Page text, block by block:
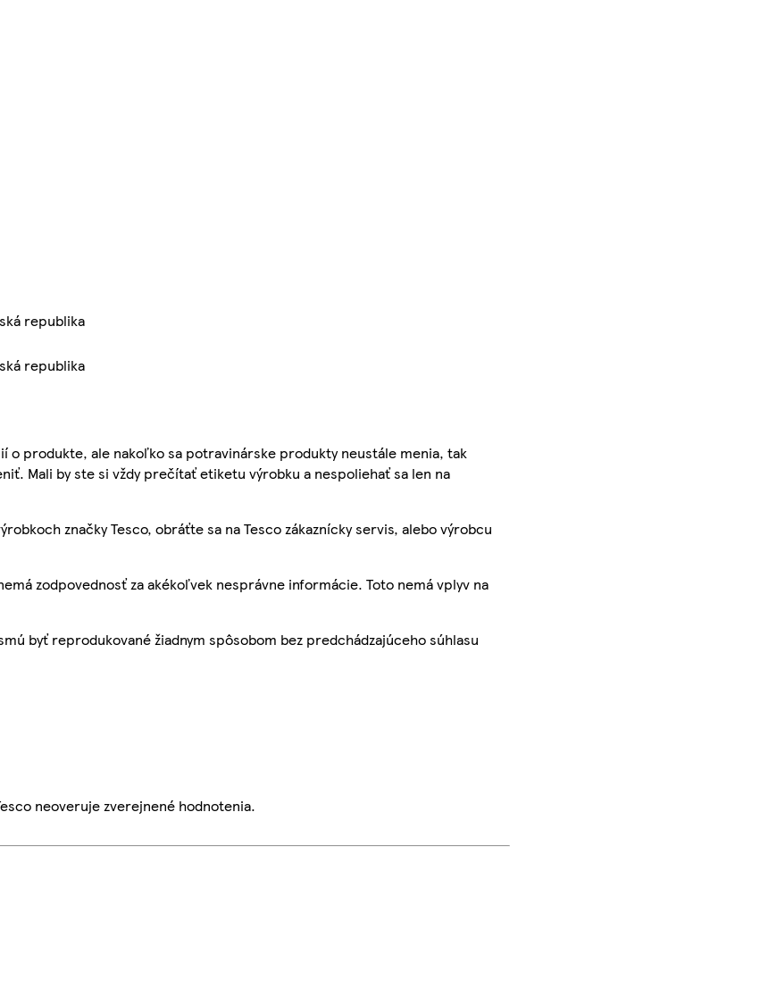
republika
republika
o produkte, ale nakoľko sa potravinárske produkty neustále menia, tak
Mali by ste si vždy prečítať etiketu výrobku a nespoliehať sa len na
značky Tesco, obráťte sa na Tesco zákaznícky servis, alebo výrobcu
zodpovednosť za akékoľvek nesprávne informácie. Toto nemá vplyv na
byť reprodukované žiadnym spôsobom bez predchádzajúceho súhlasu
neoveruje zverejnené hodnotenia.